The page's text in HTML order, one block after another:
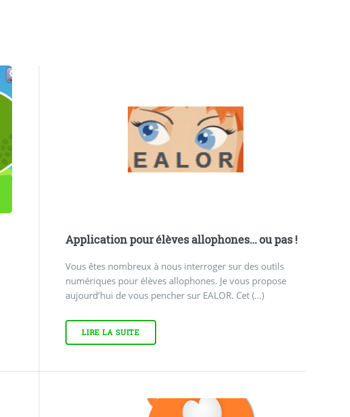
Application pour élèves allophones... ou pas !
Vous êtes nombreux à nous interroger sur des outils
numériques pour élèves allophones. Je vous propose
aujourd’hui de vous pencher sur EALOR. Cet (…)
LIRE LA SUITE